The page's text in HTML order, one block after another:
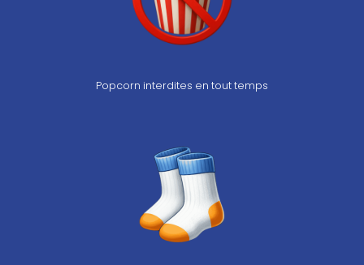
Popcorn interdites en tout temps